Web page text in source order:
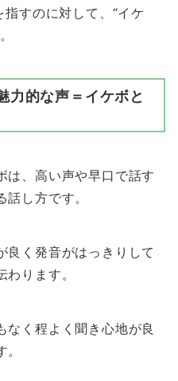
すのに対して、“イケ
力的な声 ＝ イケボと
は、高い声や早口で話す
し方です。
良く発音がはっきりして
ります。
なく程よく聞き心地が良